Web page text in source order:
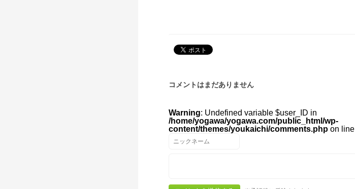
コメントはまだありません
Warning: Undefined variable $user_ID in
/home/yogawa/yogawa.com/public_html/wp-
content/themes/youkaichi/comments.php on line